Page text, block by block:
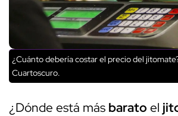
¿Cuánto debería costar el precio del
Cuartoscuro.
¿Dónde está más barato el